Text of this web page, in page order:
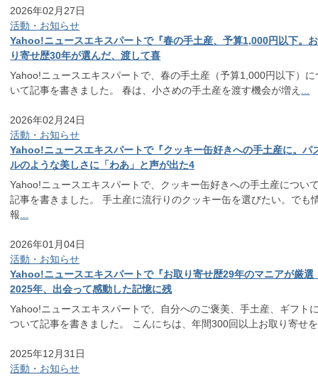
2026年02月27日
活動・お知らせ
Yahoo!ニュースエキスパートで『春の手土産、予算1,000円以下。
り寄せ歴30年が選んだ、渡して喜
Yahoo!ニュースエキスパートで、春の手土産（予算1,000円以下）に
いて記事を書きました。 春は、小さめの手土産を渡す機会が増え
2026年02月24日
活動・お知らせ
Yahoo!ニュースエキスパートで『クッキー缶好きへの手土産に。パ
ルのような美しさに「わあ」と声が出た4
Yahoo!ニュースエキスパートで、クッキー缶好きへの手土産につい
記事を書きました。 手土産に流行りのクッキー缶を選びたい。でも
報
2026年01月04日
活動・お知らせ
Yahoo!ニュースエキスパートで『お取り寄せ歴29年のマニアが厳選
2025年、出会って感動した記憶に残
Yahoo!ニュースエキスパートで、自分へのご褒美、手土産、ギフト
ついて記事を書きました。 こんにちは、年間300回以上お取り寄せを
2025年12月31日
活動・お知らせ